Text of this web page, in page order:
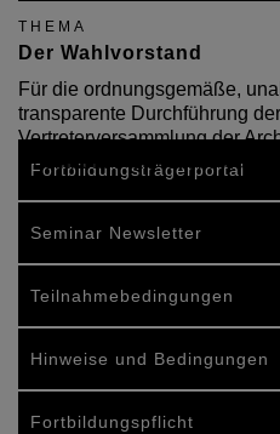
THEMA
Der Wahlvorstand
Für die ordnungsgemäße,
transparente Durchführung
Vertreterversammlung der
Rheinland-Pfalz ist ein
Fortbildungsträgerportal
Seminar Newsletter
Teilnahmebedingungen
Hinweise und Bedingungen
Fortbildungspflicht